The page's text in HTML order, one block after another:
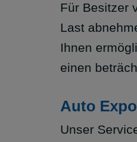
Für Besitzer
Last
Ihnen
einen
Auto
Unser